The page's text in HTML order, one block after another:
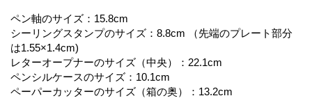
ペン軸のサイズ：15.8cm
シーリングスタンプのサイズ：8.8cm （先端のプレート部分
は1.55×1.4cm)
レターオープナーのサイズ（中央）：22.1cm
ペンシルケースのサイズ：10.1cm
ペーパーカッターのサイズ（箱の奥）：13.2cm